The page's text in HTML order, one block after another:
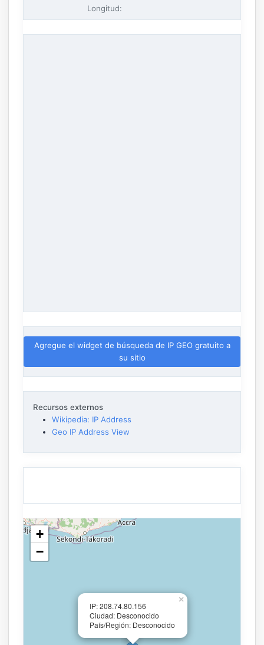
Longitud:
Agregue el widget de búsqueda de IP GEO gratuito a
su sitio
Recursos externos
Wikipedia: IP Address
Geo IP Address View
IP: 208.74.80.156
Ciudad: Desconocido
País/Región: Desconocido
×
+
−